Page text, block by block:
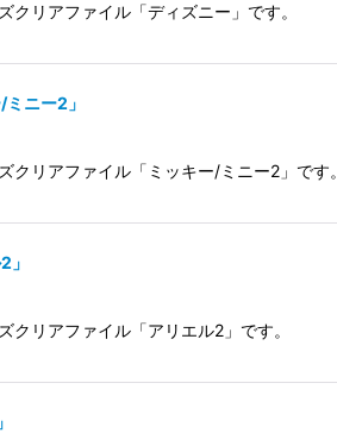
クリアファイル「ディズニー」です。
ニー2」
クリアファイル「ミッキー/ミニー2」です。
」
クリアファイル「アリエル2」です。